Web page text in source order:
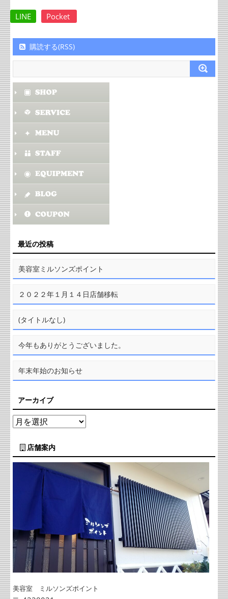
LINE Pocket
購読する(RSS)
最近の投稿
美容室ミルソンズポイント
２０２２年１月１４日店舗移転
(タイトルなし)
今年もありがとうございました。
年末年始のお知らせ
アーカイブ
店舗案内
美容室 ミルソンズポイント